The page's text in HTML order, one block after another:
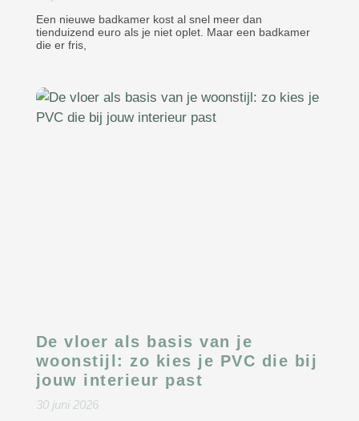
Een nieuwe badkamer kost al snel meer dan
tienduizend euro als je niet oplet. Maar een badkamer
die er fris,
De vloer als basis van je
woonstijl: zo kies je PVC die bij
jouw interieur past
30 juni 2026